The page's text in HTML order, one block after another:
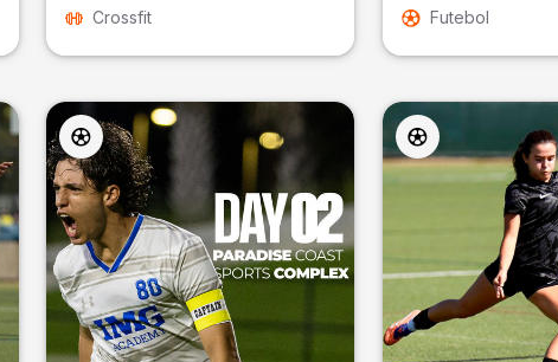
Crossfit
Futebol